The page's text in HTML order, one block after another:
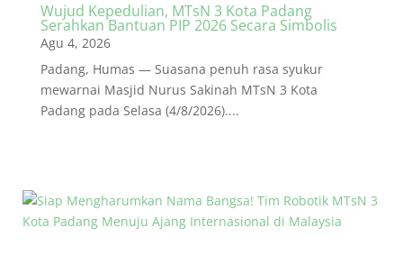
Wujud Kepedulian, MTsN 3 Kota Padang
Serahkan Bantuan PIP 2026 Secara Simbolis
Agu 4, 2026
Padang, Humas — Suasana penuh rasa syukur
mewarnai Masjid Nurus Sakinah MTsN 3 Kota
Padang pada Selasa (4/8/2026)....